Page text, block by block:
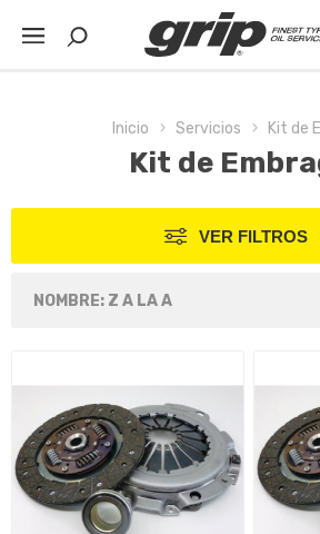
Inicio Servicios Kit de
Kit de
VER FILTROS